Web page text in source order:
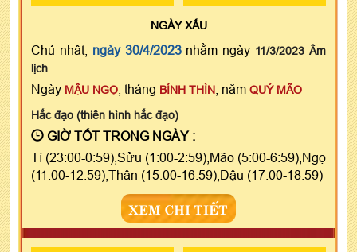
NGÀYXẤU
Chủ nhật, ngày 30/4/2023nhằm ngày 11/3/2023 Âm
lịch
Ngày MẬU NGỌ , tháng BÍNH THÌN , năm QUÝ MÃO
Hắc đạo (thiên hình hắc đạo)
GIỜ TỐT TRONG NGÀY :
Tí (23:00-0:59),Sửu (1:00-2:59),Mão (5:00-6:59),Ngọ
(11:00-12:59),Thân (15:00-16:59),Dậu (17:00-18:59)
XEM CHI TIẾT